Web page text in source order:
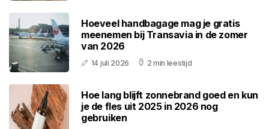
Hoeveel handbagage mag je gratis
meenemen bij Transavia in de zomer
van 2026
14 juli 2026 2 min leestijd
Hoe lang blijft zonnebrand goed en kun
je de fles uit 2025 in 2026 nog
gebruiken